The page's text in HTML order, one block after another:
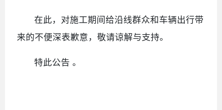
在此，对施工期间给沿线群众和车辆出行带
来的不便深表歉意，敬请谅解与支持。
特此公告 。